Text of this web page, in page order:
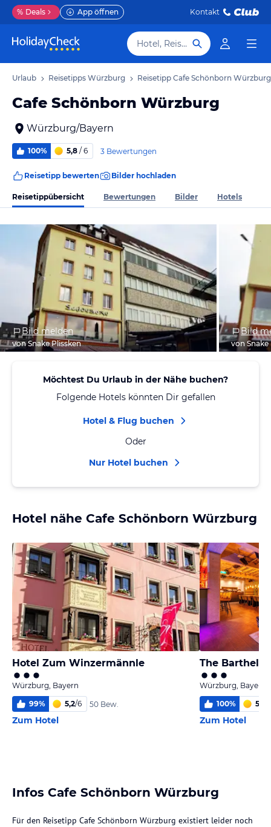
% Deals App öffnen Kontakt
Hotel, Reiseziel
Urlaub Reisetipps Würzburg Reisetipp Cafe Schönborn Würzburg
Cafe Schönborn Würzburg
Würzburg/Bayern
100% 5,8 / 6 3 Bewertungen
Reisetipp bewerten Bilder hochladen
Reisetippübersicht Bewertungen Bilder Hotels
Bild melden
von Snake Plissken
Bild
von Snake
Möchtest Du Urlaub in der Nähe buchen?
Folgende Hotels könnten Dir gefallen
Hotel & Flug buchen
Oder
Nur Hotel buchen
Hotel nähe Cafe Schönborn Würzburg
Hotel Zum Winzermännle
Würzburg, Bayern
99% 5,2/6 50 Bew.
Zum Hotel
The Barthels
Würzburg, Bayern
100% 5,5
Zum Hotel
Infos Cafe Schönborn Würzburg
Für den Reisetipp Cafe Schönborn Würzburg existiert leider noch